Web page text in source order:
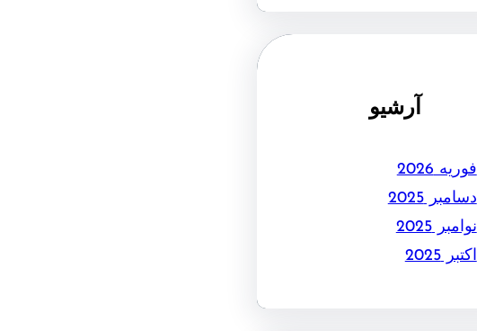
آرشیو
فوریه 2026
دسامبر 2025
نوامبر 2025
اکتبر 2025